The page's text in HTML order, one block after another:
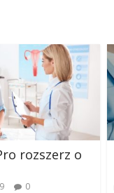
rozszerz o
0